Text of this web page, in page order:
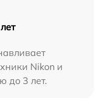
Nikon и
до 3 лет.